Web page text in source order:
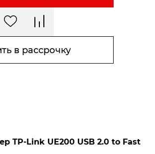
в рассрочку